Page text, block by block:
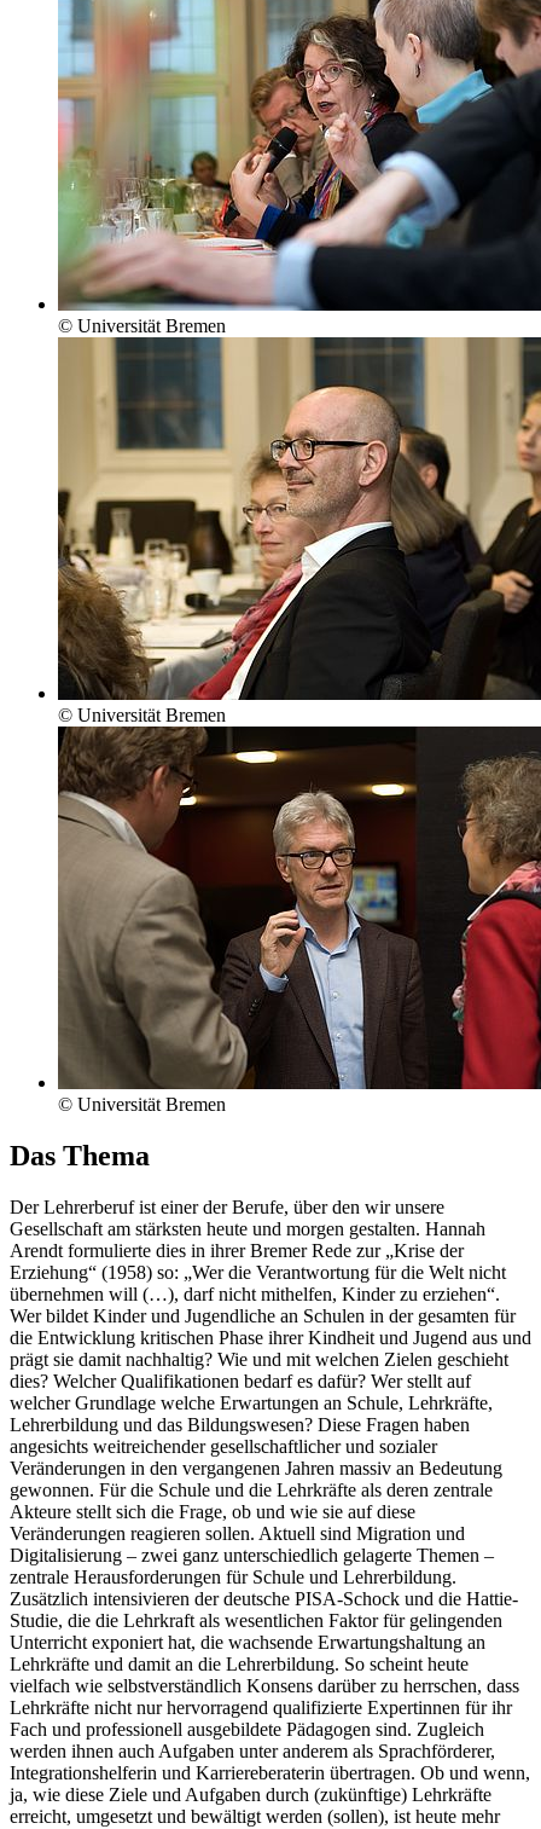
© Universität Bremen
© Universität Bremen
© Universität Bremen
Das Thema
Der Lehrerberuf ist einer der Berufe, über den wir unsere
Gesellschaft am stärksten heute und morgen gestalten. Hannah
Arendt formulierte dies in ihrer Bremer Rede zur „Krise der
Erziehung“ (1958) so: „Wer die Verantwortung für die Welt nicht
übernehmen will (…), darf nicht mithelfen, Kinder zu erziehen“.
Wer bildet Kinder und Jugendliche an Schulen in der gesamten für
die Entwicklung kritischen Phase ihrer Kindheit und Jugend aus und
prägt sie damit nachhaltig? Wie und mit welchen Zielen geschieht
dies? Welcher Qualifikationen bedarf es dafür? Wer stellt auf
welcher Grundlage welche Erwartungen an Schule, Lehrkräfte,
Lehrerbildung und das Bildungswesen? Diese Fragen haben
angesichts weitreichender gesellschaftlicher und sozialer
Veränderungen in den vergangenen Jahren massiv an Bedeutung
gewonnen. Für die Schule und die Lehrkräfte als deren zentrale
Akteure stellt sich die Frage, ob und wie sie auf diese
Veränderungen reagieren sollen. Aktuell sind Migration und
Digitalisierung – zwei ganz unterschiedlich gelagerte Themen –
zentrale Herausforderungen für Schule und Lehrerbildung.
Zusätzlich intensivieren der deutsche PISA-Schock und die Hattie-
Studie, die die Lehrkraft als wesentlichen Faktor für gelingenden
Unterricht exponiert hat, die wachsende Erwartungshaltung an
Lehrkräfte und damit an die Lehrerbildung. So scheint heute
vielfach wie selbstverständlich Konsens darüber zu herrschen, dass
Lehrkräfte nicht nur hervorragend qualifizierte Expertinnen für ihr
Fach und professionell ausgebildete Pädagogen sind. Zugleich
werden ihnen auch Aufgaben unter anderem als Sprachförderer,
Integrationshelferin und Karriereberaterin übertragen. Ob und wenn,
ja, wie diese Ziele und Aufgaben durch (zukünftige) Lehrkräfte
erreicht, umgesetzt und bewältigt werden (sollen), ist heute mehr